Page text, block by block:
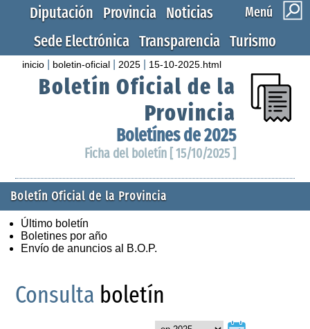
Menú
Diputación Provincia Noticias
Sede Electrónica Transparencia Turismo
inicio boletin-oficial 2025 15-10-2025.html
Boletín Oficial de la
Provincia
Boletínes de 2025
Ficha del boletín [ 15/10/2025 ]
Boletín Oficial de la Provincia
Último boletín
Boletines por año
Envío de anuncios al B.O.P.
Consulta boletín